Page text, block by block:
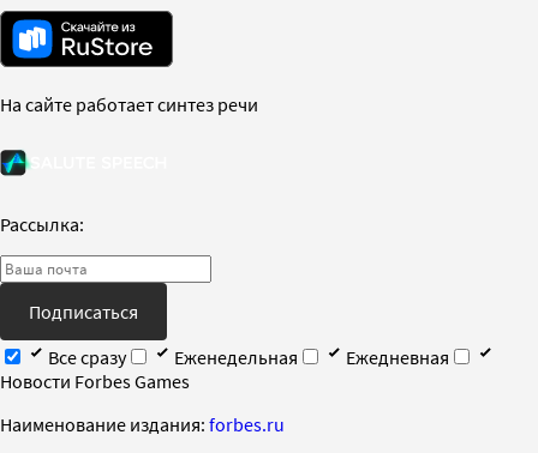
На сайте работает синтез речи
Рассылка:
Подписаться
Все сразу
Еженедельная
Ежедневная
Новости Forbes Games
Наименование издания: forbes.ru